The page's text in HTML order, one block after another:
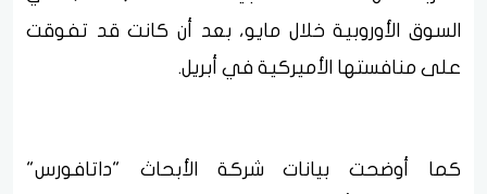
السوق الأوروبية خلال مايو، بعد أن كانت قد تفوقت
على منافستها الأميركية في أبريل.
كما أوضحت بيانات شركة الأبحاث "داتافورس"